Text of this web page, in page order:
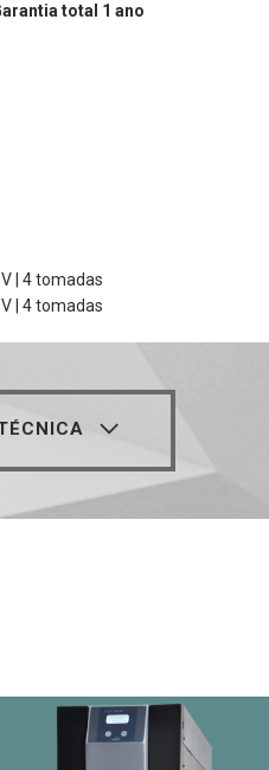
total 1 ano
| 4 tomadas
| 4 tomadas